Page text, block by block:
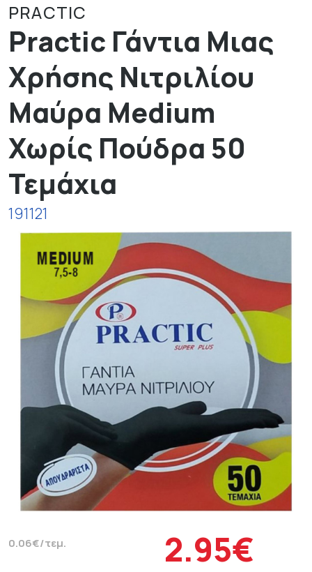
PRACTIC
Practic Γάντια Μιας
Χρήσης Νιτριλίου
Μαύρα Medium
Χωρίς Πούδρα 50
Τεμάχια
191121
0.06€/τεμ. 2.95€